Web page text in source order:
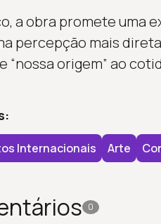
a obra promete uma
percepção mais
“nossa origem” ao
Internacionais Arte
0